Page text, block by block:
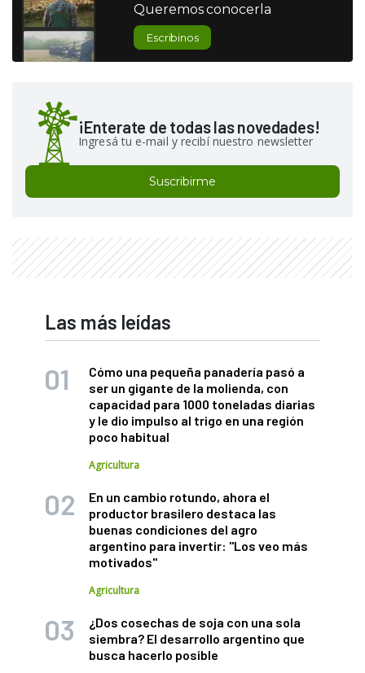
Queremos conocerla
Escribinos
¡Enterate de todas las novedades!
Ingresá tu e-mail y recibí nuestro newsletter
Suscribirme
Las más leídas
Cómo una pequeña panadería pasó a
ser un gigante de la molienda, con
capacidad para 1000 toneladas diarias
y le dio impulso al trigo en una región
poco habitual
Agricultura
En un cambio rotundo, ahora el
productor brasilero destaca las
buenas condiciones del agro
argentino para invertir: "Los veo más
motivados"
Agricultura
¿Dos cosechas de soja con una sola
siembra? El desarrollo argentino que
busca hacerlo posible